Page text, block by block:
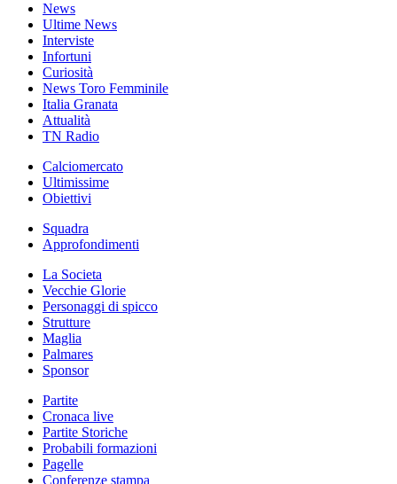
News
Ultime News
Interviste
Infortuni
Curiosità
News Toro Femminile
Italia Granata
Attualità
TN Radio
Calciomercato
Ultimissime
Obiettivi
Squadra
Approfondimenti
La Societa
Vecchie Glorie
Personaggi di spicco
Strutture
Maglia
Palmares
Sponsor
Partite
Cronaca live
Partite Storiche
Probabili formazioni
Pagelle
Conferenze stampa